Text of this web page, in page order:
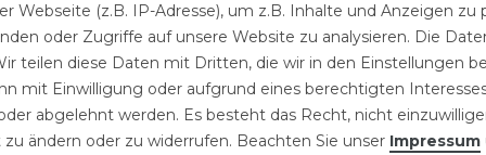
€ *
Satz
Webseite (z.B. IP-Adresse), um z.B. Inhalte und Anzeigen zu
oder Zugriffe auf unsere Website zu analysieren. Die
teilen diese Daten mit Dritten, die wir in den Einstellungen
mit Einwilligung oder aufgrund eines berechtigten
abgelehnt werden. Es besteht das Recht, nicht
ändern oder zu widerrufen. Beachten Sie unser Impressum